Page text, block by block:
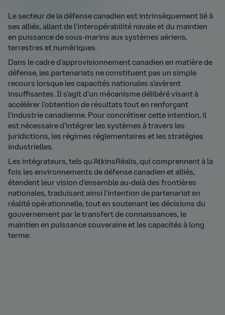
Le secteur de la défense canadien est intrinsèquement lié à
ses alliés, allant de l'interopérabilité navale et du maintien
en puissance de sous-marins aux systèmes aériens,
terrestres et numériques.
Dans le cadre d’approvisionnement canadien en matière de
défense, les partenariats ne constituent pas un simple
recours lorsque les capacités nationales s'avèrent
insuffisantes. Il s'agit d'un mécanisme délibéré visant à
accélérer l'obtention de résultats tout en renforçant
l'industrie canadienne. Pour concrétiser cette intention, il
est nécessaire d'intégrer les systèmes à travers les
juridictions, les régimes réglementaires et les stratégies
industrielles.
Les intégrateurs, tels qu'AtkinsRéalis, qui comprennent à la
fois les environnements de défense canadien et alliés,
étendent leur vision d’ensemble au-delà des frontières
nationales, traduisant ainsi l'intention de partenariat en
réalité opérationnelle, tout en soutenant les décisions du
gouvernement par le transfert de connaissances, le
maintien en puissance souveraine et les capacités à long
terme.